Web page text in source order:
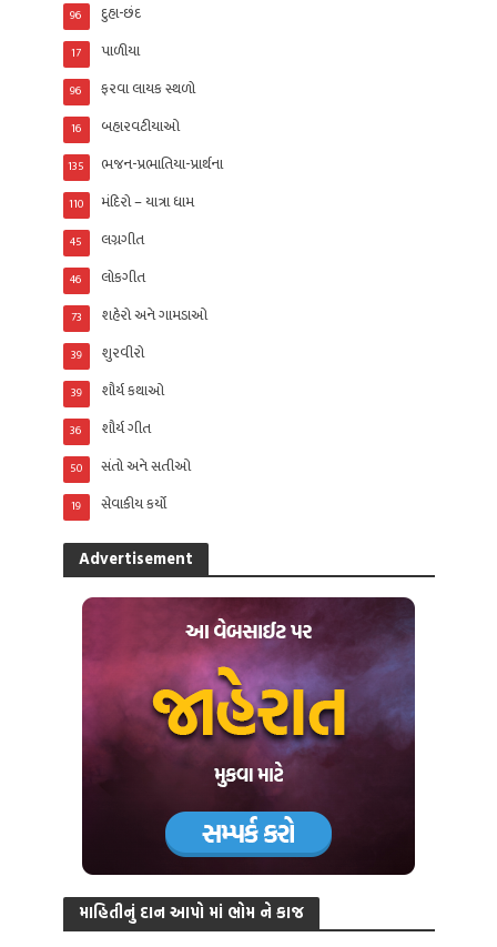
દુહા-છંદ
96
પાળીયા
17
ફરવા લાયક સ્થળો
96
બહારવટીયાઓ
16
ભજન-પ્રભાતિયા-પ્રાર્થના
135
મંદિરો – યાત્રા ધામ
110
લગ્નગીત
45
લોકગીત
46
શહેરો અને ગામડાઓ
73
શુરવીરો
39
શૌર્ય કથાઓ
39
શૌર્ય ગીત
36
સંતો અને સતીઓ
50
સેવાકીય કર્યો
19
Advertisement
માહિતીનું દાન આપો માં ભોમ ને કાજ